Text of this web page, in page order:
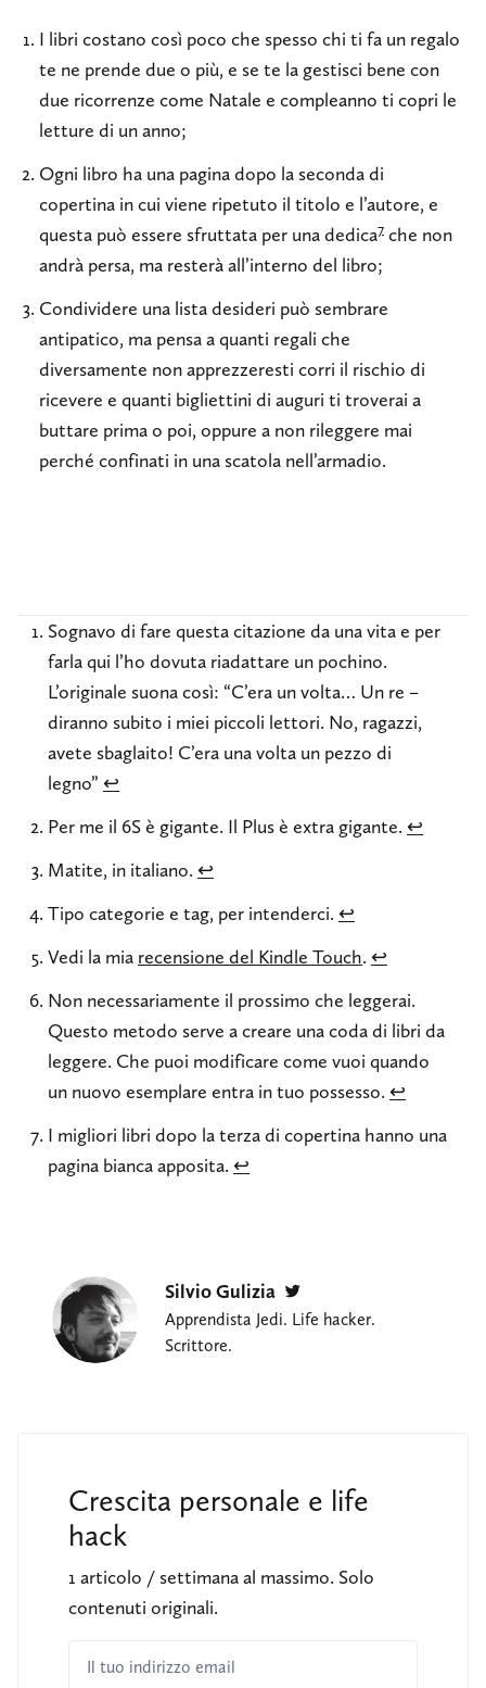
I libri costano così poco che spesso chi ti fa un regalo
te ne prende due o più, e se te la gestisci bene con
due ricorrenze come Natale e compleanno ti copri le
letture di un anno;
Ogni libro ha una pagina dopo la seconda di
copertina in cui viene ripetuto il titolo e l’autore, e
questa può essere sfruttata per una dedica7 che non
andrà persa, ma resterà all’interno del libro;
Condividere una lista desideri può sembrare
antipatico, ma pensa a quanti regali che
diversamente non apprezzeresti corri il rischio di
ricevere e quanti bigliettini di auguri ti troverai a
buttare prima o poi, oppure a non rileggere mai
perché confinati in una scatola nell’armadio.
Sognavo di fare questa citazione da una vita e per
farla qui l’ho dovuta riadattare un pochino.
L’originale suona così: “C’era un volta… Un re –
diranno subito i miei piccoli lettori. No, ragazzi,
avete sbaglaito! C’era una volta un pezzo di
legno” ↩
Per me il 6S è gigante. Il Plus è extra gigante. ↩
Matite, in italiano. ↩
Tipo categorie e tag, per intenderci. ↩
Vedi la mia recensione del Kindle Touch. ↩
Non necessariamente il prossimo che leggerai.
Questo metodo serve a creare una coda di libri da
leggere. Che puoi modificare come vuoi quando
un nuovo esemplare entra in tuo possesso. ↩
I migliori libri dopo la terza di copertina hanno una
pagina bianca apposita. ↩
Silvio Gulizia
Apprendista Jedi. Life hacker.
Scrittore.
Crescita personale e life
hack
1 articolo / settimana al massimo. Solo
contenuti originali.
Il tuo indirizzo email